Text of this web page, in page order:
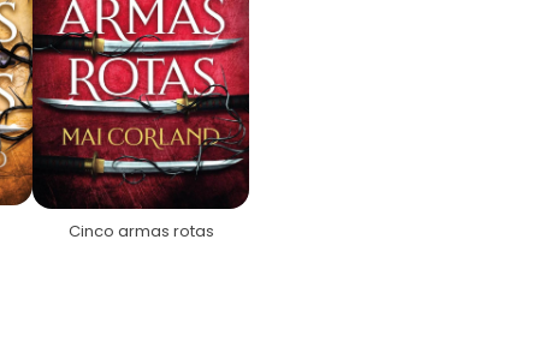
Cinco armas rotas